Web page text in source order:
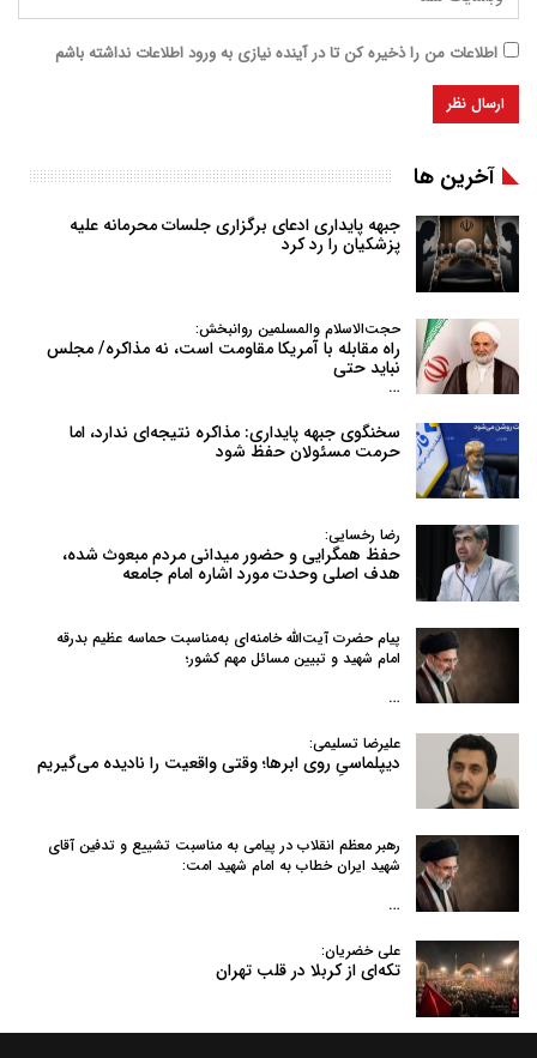
اطلاعات من را ذخیره کن تا در آینده نیازی به ورود اطلاعات نداشته باشم
آخرین ها
جبهه پایداری ادعای برگزاری جلسات محرمانه علیه
پزشکیان را رد کرد
حجت‌الاسلام والمسلمین روانبخش:
راه مقابله با آمریکا مقاومت است، نه مذاکره/ مجلس
نباید حتی
…
سخنگوی جبهه پایداری: مذاکره نتیجه‌ای ندارد، اما
حرمت مسئولان حفظ شود
رضا رخسایی:
حفظ همگرایی و حضور میدانی مردم مبعوث شده،
هدف اصلی وحدت مورد اشاره امام جامعه
پیام حضرت آیت‌الله خامنه‌ای به‌مناسبت حماسه عظیم بدرقه
امام شهید و تبیین مسائل مهم کشور؛
…
علیرضا تسلیمی:
دیپلماسیِ روی ابرها؛ وقتی واقعیت را نادیده می‌گیریم
رهبر معظم انقلاب در پیامی به‌ مناسبت تشییع و تدفین آقای
شهید ایران خطاب به امام شهید امت:
…
علی خضریان:
تکه‌ای از کربلا در قلب تهران